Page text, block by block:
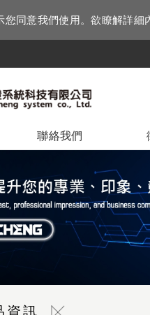
同意我們使用。欲瞭解詳細
聯絡我們
資訊